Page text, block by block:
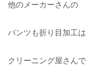
他のメーカーさんの
パンツも折り目加工は
クリーニング屋さんで